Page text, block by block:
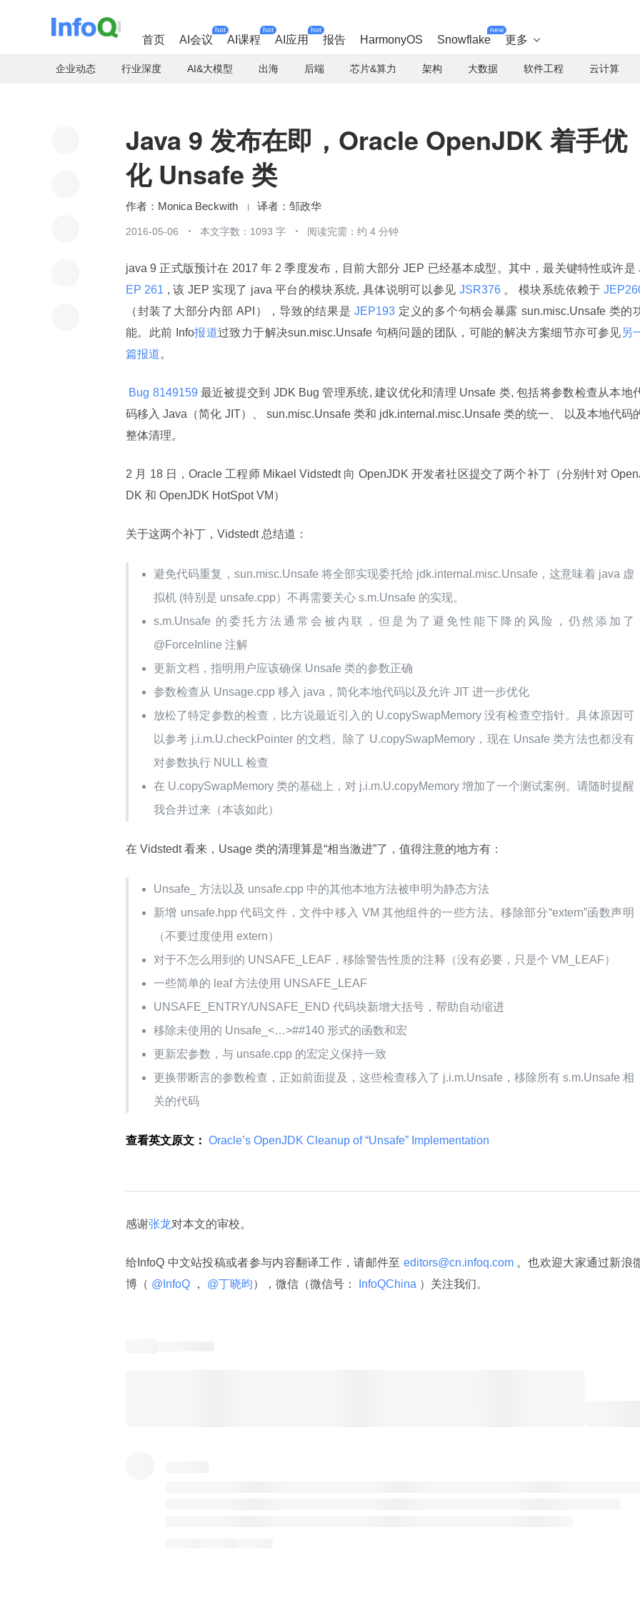
首页 AI会议
hot
AI课程
hot
AI应用
hot
报告 HarmonyOS Snowflake
new
更多 
企业动态 行业深度 AI&大模型 出海 后端 芯片&算力 架构 大数据 软件工程 云计算
Java 9 发布在即，Oracle OpenJDK 着手优
化 Unsafe 类
Monica Beckwith 邹政华
2016-05-06 本文字数：1093 字 阅读完需：约 4 分钟
java 9 正式版预计在 2017 年 2 季度发布，目前大部分 JEP 已经基本成型。其中，最关键特性或许是
EP 261 , 该 JEP 实现了 java 平台的模块系统, 具体说明可以参见 JSR376 。 模块系统依赖于
（封装了大部分内部 API），导致的结果是 JEP193 定义的多个句柄会暴露 sun.misc.Unsafe 类的
能。此前 Info报道过致力于解决sun.misc.Unsafe 句柄问题的团队，可能的解决方案细节亦可参见另
篇报道。
Bug 8149159 最近被提交到 JDK Bug 管理系统, 建议优化和清理 Unsafe 类, 包括将参数检查从本地
码移入 Java（简化 JIT）、 sun.misc.Unsafe 类和 jdk.internal.misc.Unsafe 类的统一、 以及本地代码
整体清理。
2 月 18 日，Oracle 工程师 Mikael Vidstedt 向 OpenJDK 开发者社区提交了两个补丁（分别针对
DK 和 OpenJDK HotSpot VM）
关于这两个补丁，Vidstedt 总结道：
避免代码重复，sun.misc.Unsafe 将全部实现委托给 jdk.internal.misc.Unsafe，这意味着 java 虚
拟机 (特别是 unsafe.cpp）不再需要关心 s.m.Unsafe 的实现。
s.m.Unsafe 的委托方法通常会被内联，但是为了避免性能下降的风险，仍然添加了
@ForceInline 注解
更新文档，指明用户应该确保 Unsafe 类的参数正确
参数检查从 Unsage.cpp 移入 java，简化本地代码以及允许 JIT 进一步优化
放松了特定参数的检查，比方说最近引入的 U.copySwapMemory 没有检查空指针。具体原因可
以参考 j.i.m.U.checkPointer 的文档。除了 U.copySwapMemory，现在 Unsafe 类方法也都没有
对参数执行 NULL 检查
在 U.copySwapMemory 类的基础上，对 j.i.m.U.copyMemory 增加了一个测试案例。请随时提醒
我合并过来（本该如此）
在 Vidstedt 看来，Usage 类的清理算是“相当激进”了，值得注意的地方有：
Unsafe_ 方法以及 unsafe.cpp 中的其他本地方法被申明为静态方法
新增 unsafe.hpp 代码文件，文件中移入 VM 其他组件的一些方法。移除部分“extern”函数声明
（不要过度使用 extern）
对于不怎么用到的 UNSAFE_LEAF，移除警告性质的注释（没有必要，只是个 VM_LEAF）
一些简单的 leaf 方法使用 UNSAFE_LEAF
UNSAFE_ENTRY/UNSAFE_END 代码块新增大括号，帮助自动缩进
移除未使用的 Unsafe_<…>##140 形式的函数和宏
更新宏参数，与 unsafe.cpp 的宏定义保持一致
更换带断言的参数检查，正如前面提及，这些检查移入了 j.i.m.Unsafe，移除所有 s.m.Unsafe 相
关的代码
查看英文原文： Oracle’s OpenJDK Cleanup of “Unsafe” Implementation
感谢张龙对本文的审校。
给InfoQ 中文站投稿或者参与内容翻译工作，请邮件至 editors@cn.infoq.com 。也欢迎大家通过新浪
博（ @InfoQ ， @丁晓昀），微信（微信号： InfoQChina ）关注我们。